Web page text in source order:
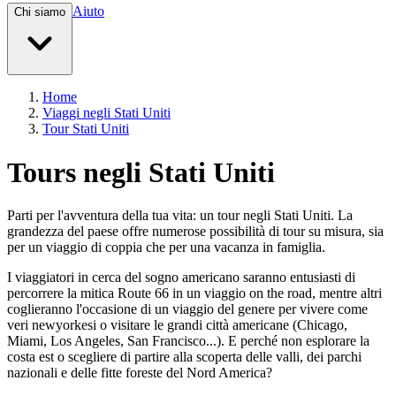
Chi siamo Aiuto
Home
Viaggi negli Stati Uniti
Tour Stati Uniti
Tours negli Stati Uniti
Parti per l'avventura della tua vita: un tour negli Stati Uniti. La
grandezza del paese offre numerose possibilità di tour su misura, sia
per un viaggio di coppia che per una vacanza in famiglia.
I viaggiatori in cerca del sogno americano saranno entusiasti di
percorrere la mitica Route 66 in un viaggio on the road, mentre altri
coglieranno l'occasione di un viaggio del genere per vivere come
veri newyorkesi o visitare le grandi città americane (Chicago,
Miami, Los Angeles, San Francisco...). E perché non esplorare la
costa est o scegliere di partire alla scoperta delle valli, dei parchi
nazionali e delle fitte foreste del Nord America?